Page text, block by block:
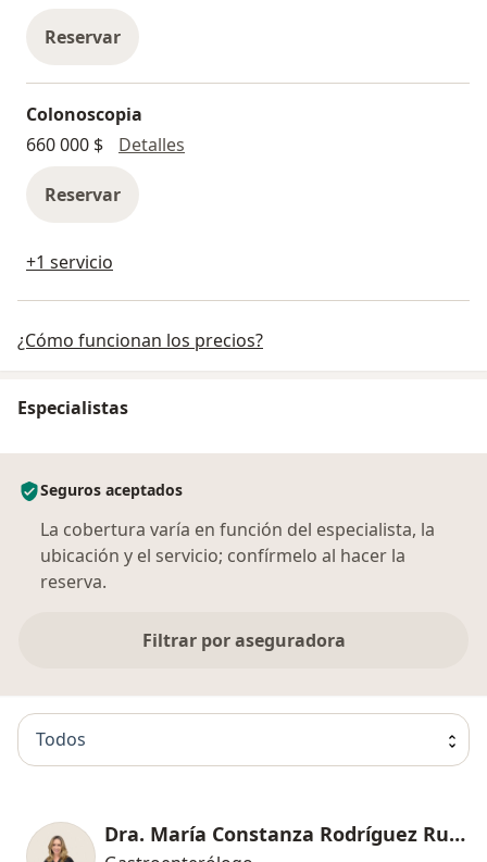
Reservar
Colonoscopia
660 000 $
Detalles
Reservar
+1 servicio
¿Cómo funcionan los precios?
Especialistas
Seguros aceptados
La cobertura varía en función del especialista, la
ubicación y el servicio; confírmelo al hacer la
reserva.
Filtrar por aseguradora
Todos
Dra. María Constanza Rodríguez Rubiano